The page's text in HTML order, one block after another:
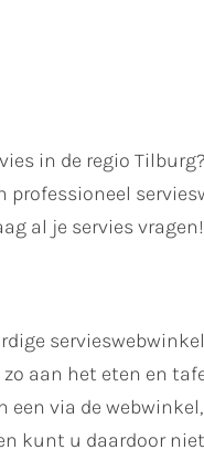
in de regio
professioneel
al je servies vragen!
aan het eten en
een via de
kunt u daardoor